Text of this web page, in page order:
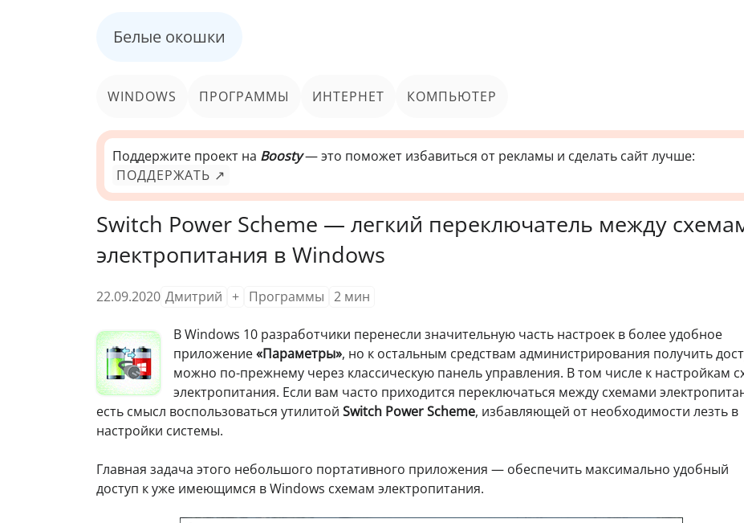
Белые окошки
WINDOWS ПРОГРАММЫ ИНТЕРНЕТ КОМПЬЮТЕР
Поддержите проект на Boosty— это поможет избавиться от рекламы и сделать сайт лучше:
ПОДДЕРЖАТЬ ↗
Switch Power Scheme — легкий переключатель между
электропитания в Windows
22.09.2020 Дмитрий + Программы 2 мин
В Windows 10 разработчики перенесли значительную часть настроек в более удобное
приложение«Параметры», но к остальным средствам администрирования получить
можно по-прежнему через классическую панель управления. В том числе к настройкам
электропитания. Если вам часто приходится переключаться между схемами
есть смысл воспользоваться утилитой Switch Power Scheme, избавляющей от необходимости лезть в
настройки системы.
Главная задача этого небольшого портативного приложения — обеспечить максимально удобный
доступ к уже имеющимся в Windows схемам электропитания.